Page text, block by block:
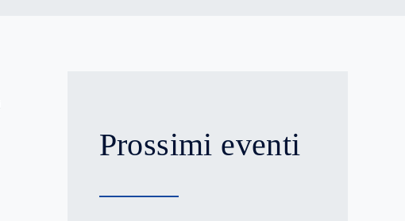
Prossimi eventi